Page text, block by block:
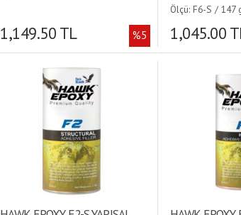
1,149.50 TL %5
Ölçü: F6-S / 147
1,045.00